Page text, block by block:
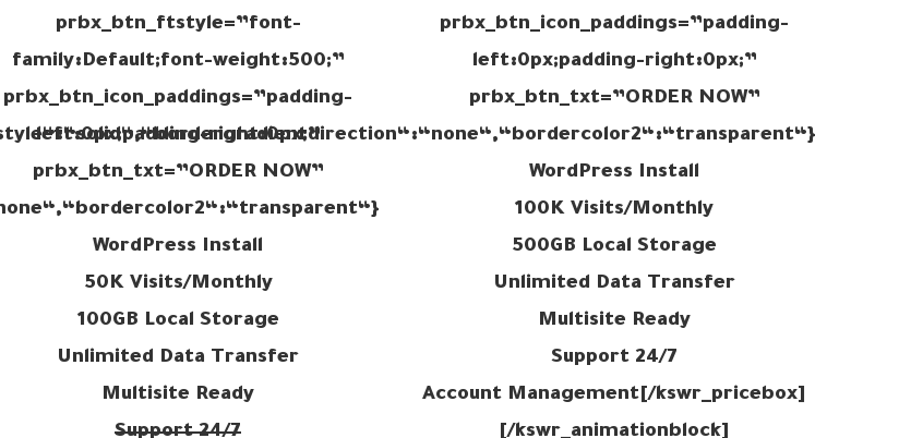
prbx_btn_ftstyle=”font-
family:Default;font-weight:500;”
prbx_btn_icon_paddings=”padding-
left:0px;padding-right:0px;”
prbx_btn_txt=”ORDER NOW”
WordPress Install
50K Visits/Monthly
100GB Local Storage
Unlimited Data Transfer
Multisite Ready
24/7 Support
prbx_btn_icon_paddings=”padding-
left:0px;padding-right:0px;”
prbx_btn_txt=”ORDER NOW”
WordPress Install
100K Visits/Monthly
500GB Local Storage
Unlimited Data Transfer
Multisite Ready
24/7 Support
Account Management[/kswr_pricebox]
[/kswr_animationblock]